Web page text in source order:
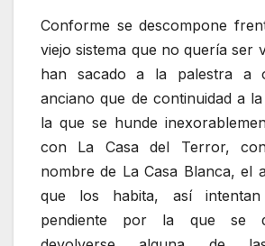
Conforme se descompone
viejo sistema que no quería ser
han sacado a la palestra a
anciano que de continuidad a
la que se hunde
con La Casa del Terror,
nombre de La Casa Blanca, el
que los habita, así
pendiente por la que se